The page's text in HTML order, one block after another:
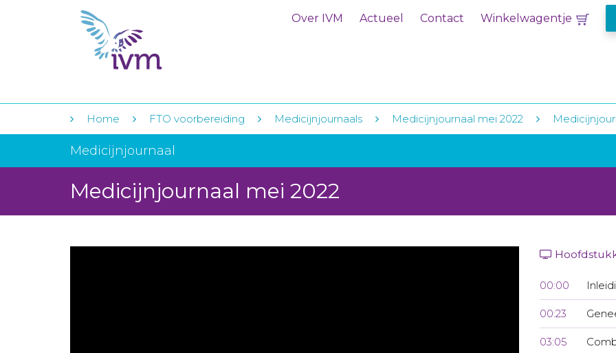
Over IVM Actueel Contact Winkelwagentje
Home FTO voorbereiding Medicijnjournaals Medicijnjournaal mei 2022
Medicijnjournaal
Medicijnjournaal mei 2022
00:00
00:23
03:05